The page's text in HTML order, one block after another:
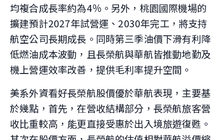
均複合成長率約為4％。另外，桃園國際機場的
擴建預計2027年試營運、2030年完工，將支持
航空公司長期成長。同時第三季油價下滑有利降
低燃油成本波動，且長榮航與華航皆推動地勤及
機上營運效率改善，提供毛利率提升空間。
美系外資看好長榮航股價優於華航表現，主要基
於幾點，首先，在營收結構部分，長榮航旅客營
收比重較高，能更直接受惠於出入境旅遊復甦。